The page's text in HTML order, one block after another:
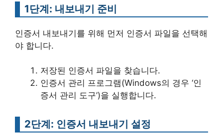
1단계: 내보내기 준비
인증서 내보내기를 위해 먼저 인증서 파일을 선택해
야 합니다.
저장된 인증서 파일을 찾습니다.
인증서 관리 프로그램(Windows의 경우 ‘인
증서 관리 도구’)을 실행합니다.
2단계: 인증서 내보내기 설정